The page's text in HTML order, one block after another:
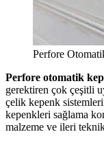
Perfore
Perfore otomatik
gerektiren çok çeşitli
çelik kepenk
kepenkleri sağlama
malzeme ve ileri